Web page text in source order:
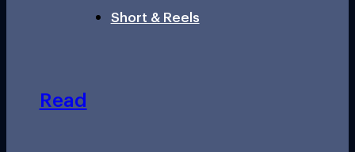
Short & Reels
Read